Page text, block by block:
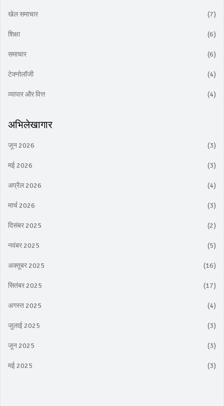
खेल समाचार (7)
शिक्षा (6)
समाचार (6)
टेक्नोलॉजी (4)
व्यापार और वित्त (4)
अभिलेखागार
जून 2026 (3)
मई 2026 (3)
अप्रैल 2026 (4)
मार्च 2026 (3)
दिसंबर 2025 (2)
नवंबर 2025 (5)
अक्तूबर 2025 (16)
सितंबर 2025 (17)
अगस्त 2025 (4)
जुलाई 2025 (3)
जून 2025 (3)
मई 2025 (3)